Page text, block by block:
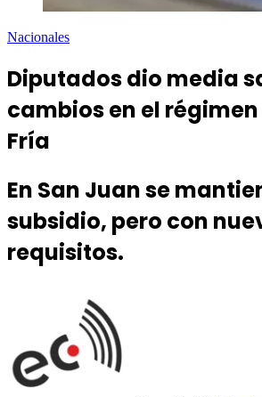
Nacionales
Diputados dio media
cambios en el régimen
Fría
En San Juan se
subsidio, pero con
requisitos.